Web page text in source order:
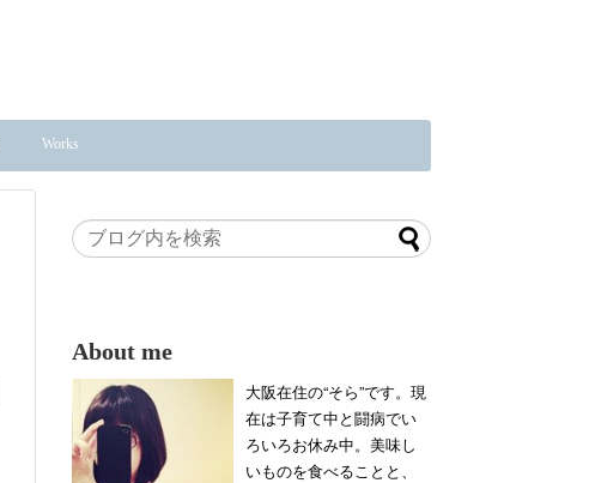
Works
About me
大阪在住の“そら”です。現
在は子育て中と闘病でい
ろいろお休み中。美味し
いものを食べることと、